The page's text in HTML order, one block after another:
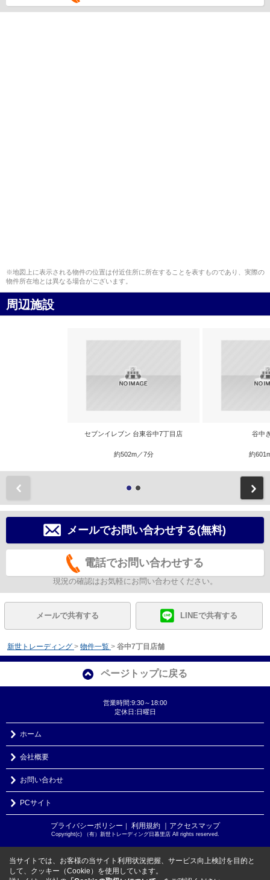
※地図上に表示される物件の位置は付近住所に所在することを表すものであり、実際の
物件所在地とは異なる場合がございます。
周辺施設
セブンイレブン 台東谷中7丁目店
約502m／7分
谷中
約
メールでお問い合わせする(無料)
電話でお問い合わせする
現況の確認はお気軽にお問い合わせください。
メールで共有する LINEで共有する
新世トレーディング > 物件一覧 > 谷中7丁目店舗
ページトップに戻る
営業時間:9:30～18:00
定休日:日曜日
ホーム
会社概要
お問い合わせ
PCサイト
プライバシーポリシー 利用規約 ｜アクセスマップ
Copyright(c) （有）新世トレーディング日暮里店 All rights reserved.
当サイトでは、お客様の当サイト利用状況把握、サービス向上検討を目的と
して、クッキー（Cookie）を使用しています。